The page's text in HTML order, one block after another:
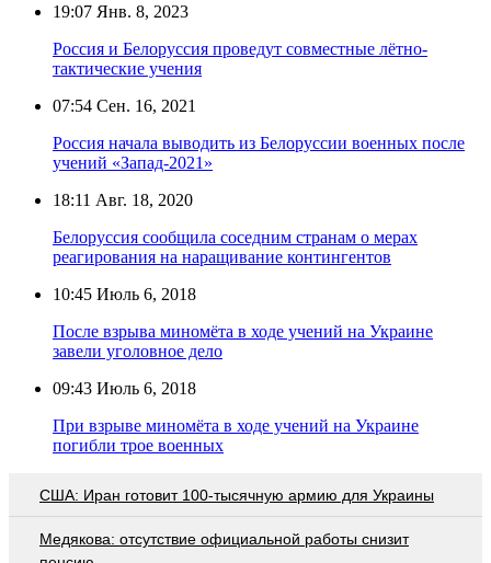
19:07 Янв. 8, 2023
Россия и Белоруссия проведут совместные лётно-
тактические учения
07:54 Сен. 16, 2021
Россия начала выводить из Белоруссии военных после
учений «Запад-2021»
18:11 Авг. 18, 2020
Белоруссия сообщила соседним странам о мерах
реагирования на наращивание контингентов
10:45 Июль 6, 2018
После взрыва миномёта в ходе учений на Украине
завели уголовное дело
09:43 Июль 6, 2018
При взрыве миномёта в ходе учений на Украине
погибли трое военных
США: Иран готовит 100-тысячную армию для Украины
Медякова: отсутствие официальной работы снизит